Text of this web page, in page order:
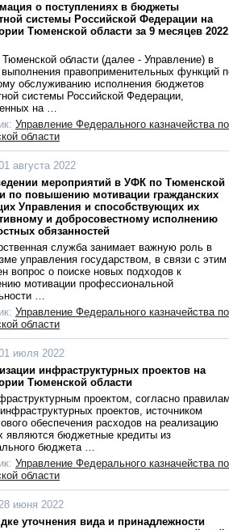
о поступлениях в бюджеты
системы Российской Федерации на
Тюменской области за 9 месяцев 2022
области (далее - Управление) в
правоприменительных функций
обслуживанию исполнения бюджетов
системы Российской Федерации,
на …
Управление Федерального казначейства по
области
августа 2022
мероприятий в УФК по Тюменской
по повышению мотивации гражданских
Управления и способствующих их
и добросовестному исполнению
обязанностей
служба занимает важную роль в
управления государством, в связи с этим
вопрос о поиске новых подходов к
мотивации профессиональной
…
Управление Федерального казначейства по
области
июля 2022
инфраструктурных проектов на
Тюменской области
проектом, согласно
проектов, источником
обеспечения расходов на реализацию
являются бюджетные кредиты из
бюджета …
Управление Федерального казначейства по
области
июня 2022
уточнения вида и принадлежности